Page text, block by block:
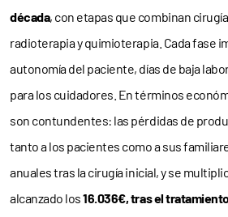
década, con etapas que combinan
radioterapia y quimioterapia. Cada fase
autonomía del paciente, días de baja
para los cuidadores. En términos
son contundentes: las pérdidas de
tanto a los pacientes como a sus
anuales tras la cirugía inicial, y se
alcanzado los16.036€, tras el